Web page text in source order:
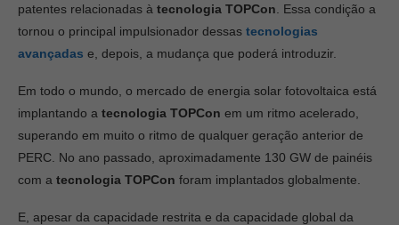
patentes relacionadas à tecnologia TOPCon . Essa condição a
tornou o principal impulsionador dessas tecnologias
avançadas e, depois, a mudança que poderá introduzir.
Em todo o mundo, o mercado de energia solar fotovoltaica está
implantando a tecnologia TOPCon em um ritmo acelerado,
superando em muito o ritmo de qualquer geração anterior de
PERC. No ano passado, aproximadamente 130 GW de painéis
com a tecnologia TOPCon foram implantados globalmente.
E, apesar da capacidade restrita e da capacidade global da